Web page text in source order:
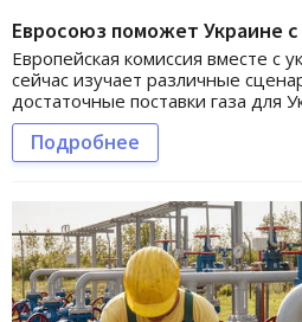
Евросоюз поможет Украине с
Европейская комиссия вместе с
сейчас изучает различные
достаточные поставки газа для
Подробнее